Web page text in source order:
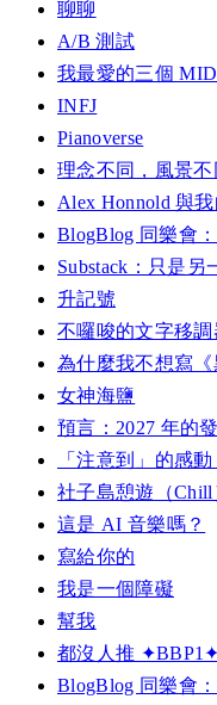
聊聊
A/B 測試
我最愛的三個
INFJ
Pianoverse
理念不同，風景不
Alex Honnold 與
BlogBlog 同樂會
Substack：只是另
升記號
不囉唆的文字移調
為什麼我不想寫
女神海鹽
預言：2027 年的
「注意到」的感
社子島憩遊（Chill
這是 AI 音樂嗎？
寫給你的
我是一個障礙
幫我
都沒人推 ✦BBP1✦
BlogBlog 同樂會